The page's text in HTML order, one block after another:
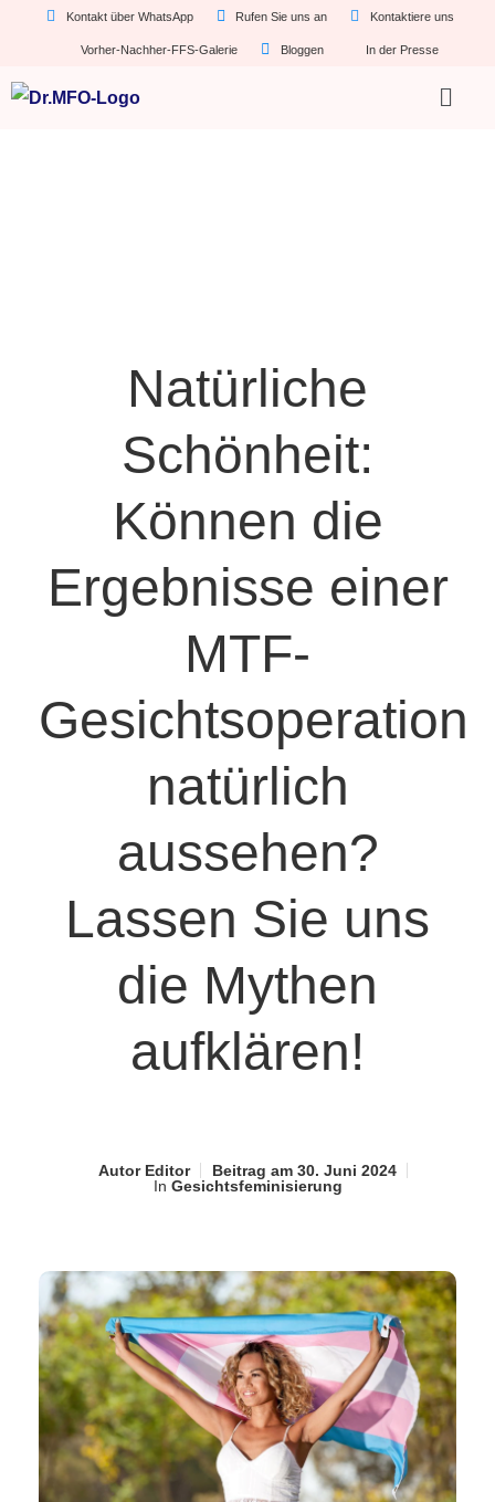
Kontakt über WhatsApp Rufen Sie uns an Kontaktiere uns
Vorher-Nachher-FFS-Galerie Bloggen In der Presse
Natürliche
Schönheit:
Können die
Ergebnisse einer
MTF-
Gesichtsoperation
natürlich
aussehen?
Lassen Sie uns
die Mythen
aufklären!
AutorEditor Beitrag am 30. Juni 2024
In Gesichtsfeminisierung